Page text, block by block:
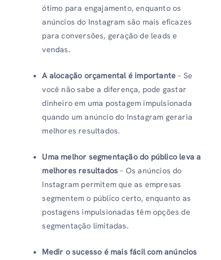
ótimo para engajamento, enquanto os
anúncios do Instagram são mais eficazes
para conversões, geração de leads e
vendas.
A alocação orçamental é importante– Se
você não sabe a diferença, pode gastar
dinheiro em uma postagem impulsionada
quando um anúncio do Instagram geraria
melhores resultados.
Uma melhor segmentação do público leva a
melhores resultados– Os anúncios do
Instagram permitem que as empresas
segmentem o público certo, enquanto as
postagens impulsionadas têm opções de
segmentação limitadas.
Medir o sucesso é mais fácil com anúncios